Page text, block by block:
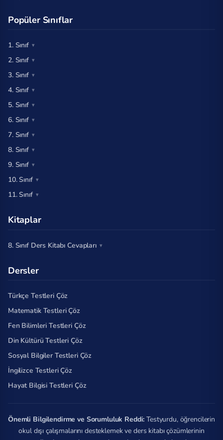
Popüler Sınıflar
1. Sınıf
2. Sınıf
3. Sınıf
4. Sınıf
5. Sınıf
6. Sınıf
7. Sınıf
8. Sınıf
9. Sınıf
10. Sınıf
11. Sınıf
Kitaplar
8. Sınıf Ders Kitabı Cevapları
Dersler
Türkçe Testleri Çöz
Matematik Testleri Çöz
Fen Bilimleri Testleri Çöz
Din Kültürü Testleri Çöz
Sosyal Bilgiler Testleri Çöz
İngilizce Testleri Çöz
Hayat Bilgisi Testleri Çöz
Önemli Bilgilendirme ve Sorumluluk Reddi: Testyurdu, öğrencilerin
okul dışı çalışmalarını desteklemek ve ders kitabı çözümlerinin